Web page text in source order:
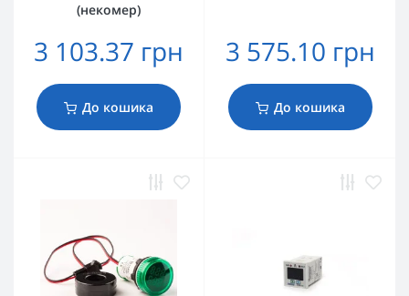
(некомер)
3 103.37 грн
До кошика
3 575.10 грн
До кошика